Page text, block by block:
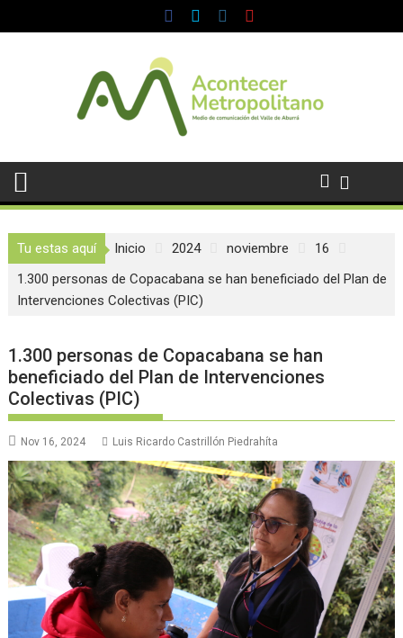
al
Tu estas aquí Inicio 2024 noviembre
16
1.300 personas de Copacabana se han beneficiado del Plan de
Intervenciones Colectivas (PIC)
1.300 personas de Copacabana se han
beneficiado del Plan de Intervenciones
Colectivas (PIC)
Nov 16, 2024 Luis Ricardo Castrillón Piedrahíta